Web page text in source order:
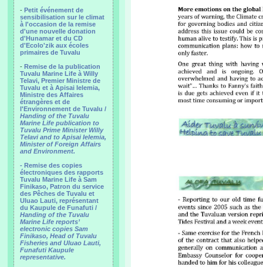
- Petit événement de
sensibilisation sur le climat
à l'occasion de la remise
d'une nouvelle donation
d'Hunamar et du CD
d'Ecolo'zik aux écoles
primaires de Tuvalu
- Remise de la publication
Tuvalu Marine Life à Willy
Telavi, Premier Ministre de
Tuvalu et à Apisai Ielemia,
Ministre des Affaires
étrangères et de
l'Environnement de Tuvalu /
Handing of the Tuvalu
Marine Life publication to
Tuvalu Prime Minister Willy
Telavi and to Apisai Ielemia,
Minister of Foreign Affairs
and Environment.
- Remise des copies
électroniques des rapports
Tuvalu Marine Life à Sam
Finikaso, Patron du service
des Pêches de Tuvalu et
Uluao Lauti, représentant
du Kaupule de Funafuti /
Handing of the Tuvalu
Marine Life reports’
electronic copies Sam
Finikaso, Head of Tuvalu
Fisheries and Uluao Lauti,
Funafuti Kaupule
representative.